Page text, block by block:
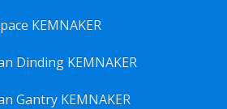
KEMNAKER
Dinding KEMNAKER
Gantry KEMNAKER